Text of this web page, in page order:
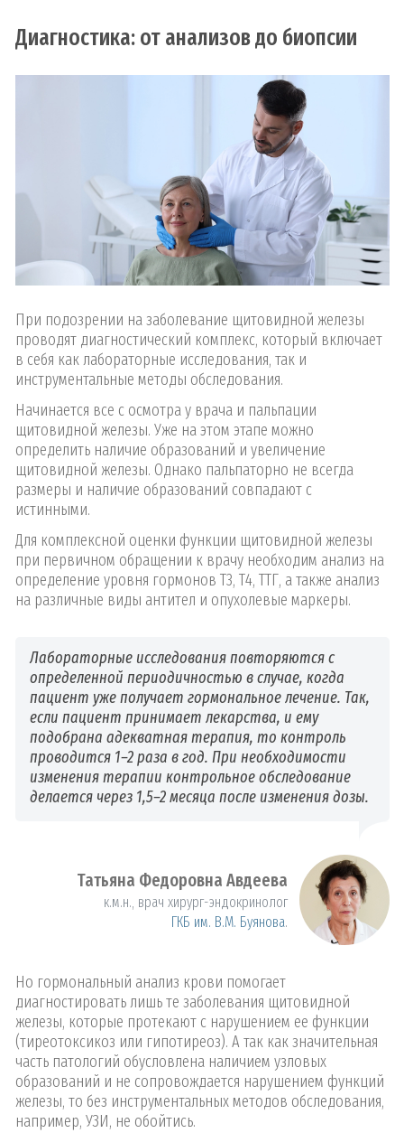
Диагностика: от анализов до биопсии
При подозрении на заболевание щитовидной железы
проводят диагностический комплекс, который включает
в себя как лабораторные исследования, так и
инструментальные методы обследования.
Начинается все с осмотра у врача и пальпации
щитовидной железы. Уже на этом этапе можно
определить наличие образований и увеличение
щитовидной железы. Однако пальпаторно не всегда
размеры и наличие образований совпадают с
истинными.
Для комплексной оценки функции щитовидной железы
при первичном обращении к врачу необходим анализ на
определение уровня гормонов Т3, Т4, ТТГ, а также анализ
на различные виды антител и опухолевые маркеры.
Лабораторные исследования повторяются с
определенной периодичностью в случае, когда
пациент уже получает гормональное лечение. Так,
если пациент принимает лекарства, и ему
подобрана адекватная терапия, то контроль
проводится 1–2 раза в год. При необходимости
изменения терапии контрольное обследование
делается через 1,5–2 месяца после изменения дозы.
Татьяна Федоровна Авдеева
к.м.н., врач хирург-эндокринолог
ГКБ им. В.М. Буянова.
Но гормональный анализ крови помогает
диагностировать лишь те заболевания щитовидной
железы, которые протекают с нарушением ее функции
(тиреотоксикоз или гипотиреоз). А так как значительная
часть патологий обусловлена наличием узловых
образований и не сопровождается нарушением функций
железы, то без инструментальных методов обследования,
например, УЗИ, не обойтись.